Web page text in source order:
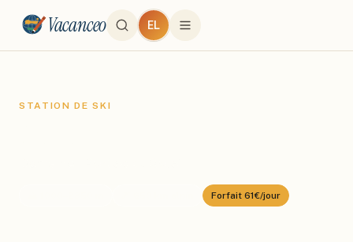
Vacanceo EL
STATION DE SKI
Forfait 61€/jour